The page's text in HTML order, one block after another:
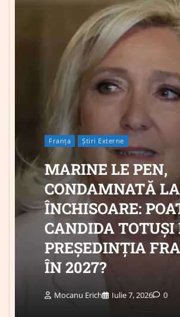
Franța Știri Externe
MARINE LE PEN,
CONDAMNATĂ LA
ÎNCHISOARE:
CANDIDA TOTUȘI
PREȘEDINȚIA
ÎN 2027?
Mocanu Erich Iulie 7, 2026 0